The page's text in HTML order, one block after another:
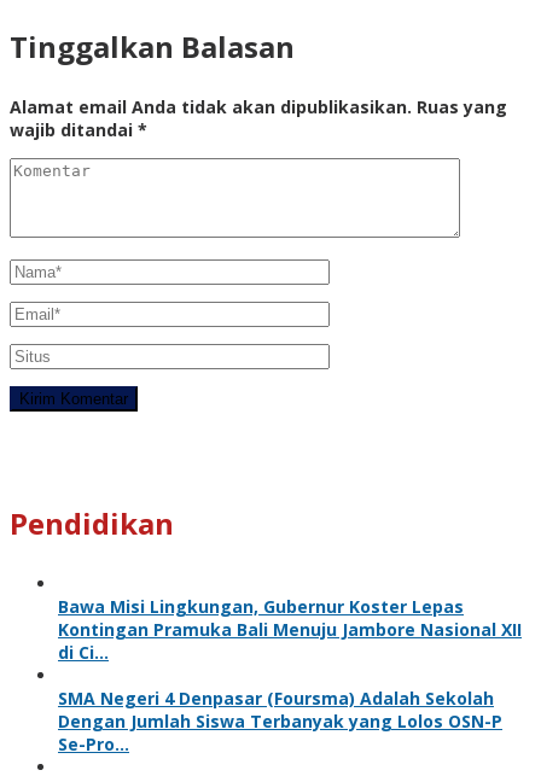
Tinggalkan Balasan
Alamat email Anda tidak akan dipublikasikan. Ruas yang
wajib ditandai *
Pendidikan
Bawa Misi Lingkungan, Gubernur Koster Lepas
Kontingan Pramuka Bali Menuju Jambore Nasional XII
di Ci…
SMA Negeri 4 Denpasar (Foursma) Adalah Sekolah
Dengan Jumlah Siswa Terbanyak yang Lolos OSN-P
Se-Pro…